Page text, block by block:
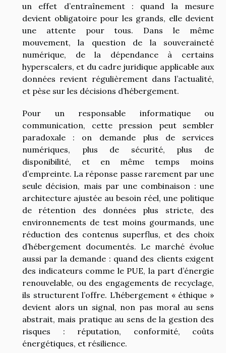
un effet d’entraînement : quand la mesure
devient obligatoire pour les grands, elle devient
une attente pour tous. Dans le même
mouvement, la question de la souveraineté
numérique, de la dépendance à certains
hyperscalers, et du cadre juridique applicable aux
données revient régulièrement dans l’actualité,
et pèse sur les décisions d’hébergement.
Pour un responsable informatique ou
communication, cette pression peut sembler
paradoxale : on demande plus de services
numériques, plus de sécurité, plus de
disponibilité, et en même temps moins
d’empreinte. La réponse passe rarement par une
seule décision, mais par une combinaison : une
architecture ajustée au besoin réel, une politique
de rétention des données plus stricte, des
environnements de test moins gourmands, une
réduction des contenus superflus, et des choix
d’hébergement documentés. Le marché évolue
aussi par la demande : quand des clients exigent
des indicateurs comme le PUE, la part d’énergie
renouvelable, ou des engagements de recyclage,
ils structurent l’offre. L’hébergement « éthique »
devient alors un signal, non pas moral au sens
abstrait, mais pratique au sens de la gestion des
risques : réputation, conformité, coûts
énergétiques, et résilience.